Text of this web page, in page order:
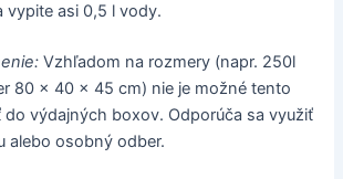
vypite asi 0,5 l vody.
Vzhľadom na rozmery (napr. 250l
80 x 40 x 45 cm) nie je možné tento
výdajných boxov. Odporúča sa využiť
alebo osobný odber.